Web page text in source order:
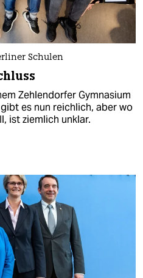
Schulen
Zehlendorfer Gymnasium
es nun reichlich, aber wo
ist ziemlich unklar.